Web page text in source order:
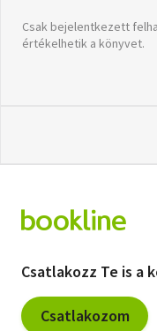
Csak bejelentkezett
értékelhetik a könyvet.
Csatlakozz Te is a
Csatlakozom